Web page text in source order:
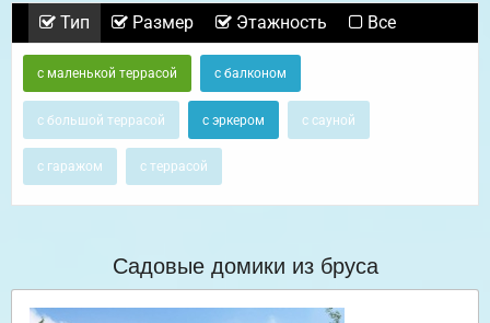
Тип Размер Этажность Все
с маленькой террасой с балконом
с большой террасой с эркером с сауной
с гаражом с террасой
Садовые домики из бруса